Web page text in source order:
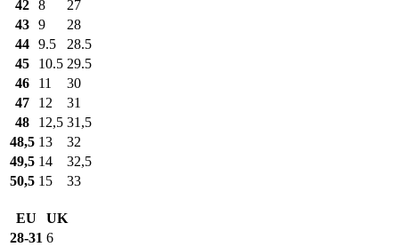
42 8
27
43 9
28
44 9.5
28.5
45
10.5 29.5
46
11
30
47
12
31
48
12,5 31,5
48,5 13
32
49,5 14
32,5
50,5 15 33
EU
UK
28-31 6